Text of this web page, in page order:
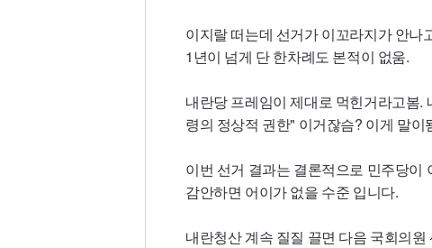
이지랄 떠는데 선거가 이꼬라지가 안나
1년이 넘게 단 한차례도 본적이 없움.
내란당 프레임이 제대로 먹힌거라고봄.
령의 정상적 권한" 이거잖슴? 이게 말
이번 선거 결과는 결론적으로 민주당이
감안하면 어이가 없을 수준 입니다.
내란청산 계속 질질 끌면 다음 국회의